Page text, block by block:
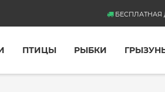
БЕСПЛАТНАЯ
ПТИЦЫ РЫБКИ